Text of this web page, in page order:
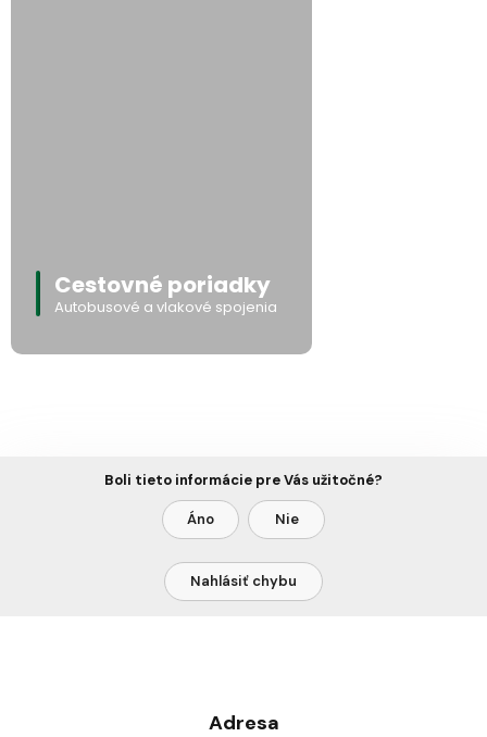
Cestovné poriadky
Autobusové a vlakové spojenia
Boli tieto informácie pre Vás užitočné?
Áno Nie
Nahlásiť chybu
Adresa